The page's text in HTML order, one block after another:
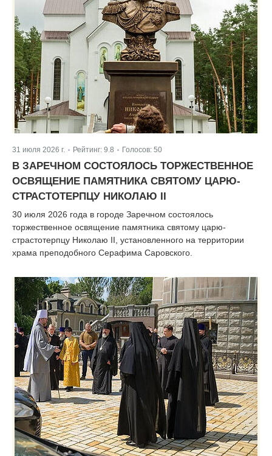
31 июля 2026 г. | Рейтинг: 9.8 Голосов: 50
В ЗАРЕЧНОМ СОСТОЯЛОСЬ ТОРЖЕСТВЕННОЕ
ОСВЯЩЕНИЕ ПАМЯТНИКА СВЯТОМУ ЦАРЮ-
СТРАСТОТЕРПЦУ НИКОЛАЮ II
30 июля 2026 года в городе Заречном состоялось
торжественное освящение памятника святому царю-
страстотерпцу Николаю II, установленного на территории
храма преподобного Серафима Саровского.